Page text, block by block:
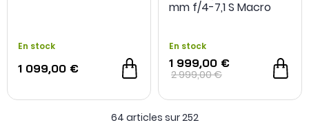
En stock
1 099,00 €
mm f/4-7,1 S Macro
En stock
1 999,00 €
2 999,00 €
64 articles sur252